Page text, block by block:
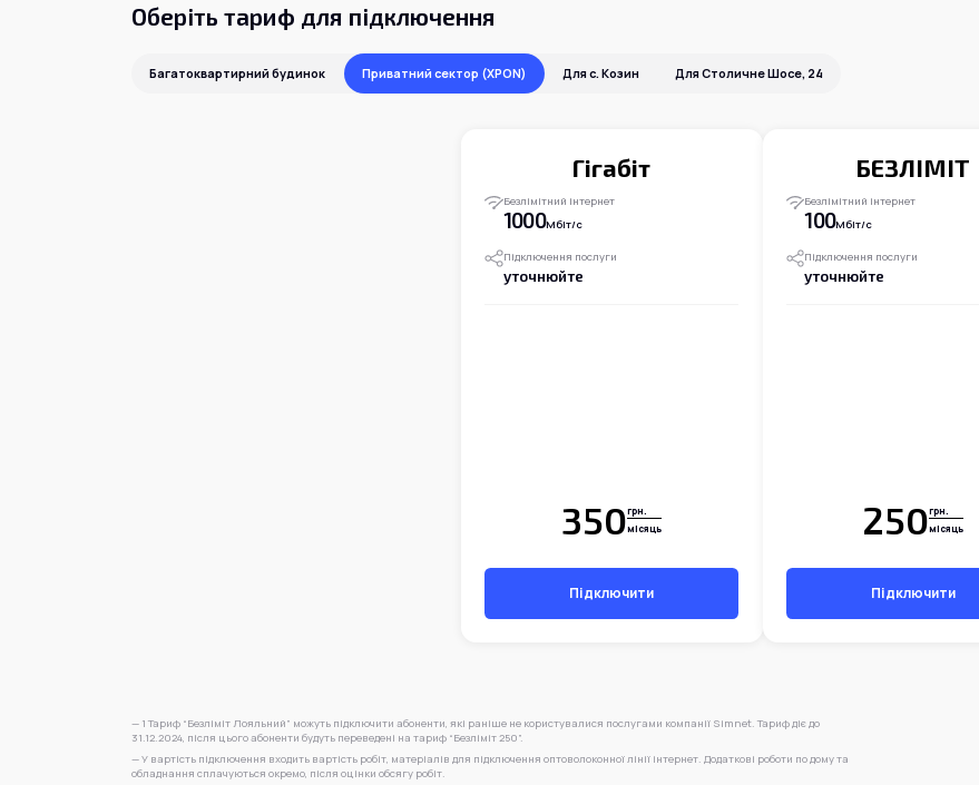
Оберіть тариф для підключення
Багатоквартирний будинок Приватний сектор (XPON) Для с. Козин Для Столичне Шосе, 24
Гігабіт
Безлімітний інтернет
1000Мбіт/с
Підключення послуги
уточнюйте
350грн.
місяць
Підключити
БЕЗЛІМІТ
Безлімітний інтернет
100Мбіт/с
Підключення послуги
уточнюйте
250грн.
місяць
Підключити
— 1 Тариф “Безліміт Лояльний” можуть підключити абоненти, які раніше не користувалися послугами компанії Simnet. Тариф діє до
31.12.2024, після цього абоненти будуть переведені на тариф “Безліміт 250”.
— У вартість підключення входить вартість робіт, матеріалів для підключення оптоволоконної лінії інтернет. Додаткові роботи по дому та
обладнання сплачуються окремо, після оцінки обсягу робіт.